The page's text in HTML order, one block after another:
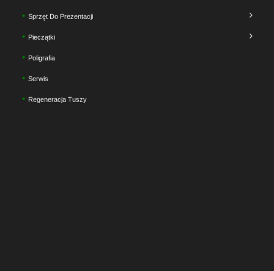
Sprzęt Do Prezentacji
Pieczątki
Poligrafia
Serwis
Regeneracja Tuszy